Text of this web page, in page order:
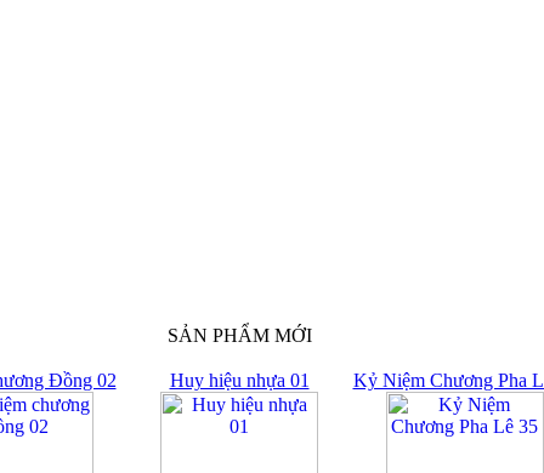
SẢN PHẨM MỚI
Đồng 02 Huy hiệu nhựa 01 Kỷ Niệm Chương Pha